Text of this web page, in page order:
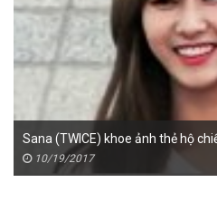
Sana (TWICE) khoe ảnh thẻ hộ
10/19/2017